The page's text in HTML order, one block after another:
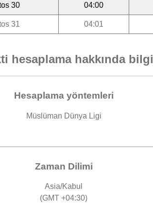
30 04:00
31 04:01
hesaplama hakkında bilgi
Hesaplama yöntemleri
Müslüman Dünya Ligi
Zaman Dilimi
Asia/Kabul
(GMT +04:30)